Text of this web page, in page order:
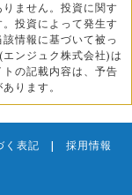
ません。投資に関す
投資によって発生す
情報に基づいて被っ
ンジュク株式会社)は
の記載内容は、予告
ります。
く表記 | 採用情報